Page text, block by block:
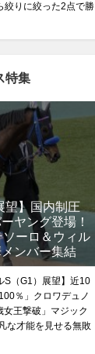
絞りに絞った2点で勝
特集
望】国内制圧
ヤング登場！
ーロ＆ウィル
ンバー集結
S（G1）展望】近10
％」クロワデュノ
女王撃破」マジック
な才能を見せる無敗